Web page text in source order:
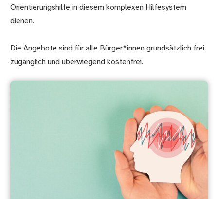
Orientierungshilfe in diesem komplexen Hilfesystem
dienen.
Die Angebote sind für alle Bürger*innen grundsätzlich frei
zugänglich und überwiegend kostenfrei.